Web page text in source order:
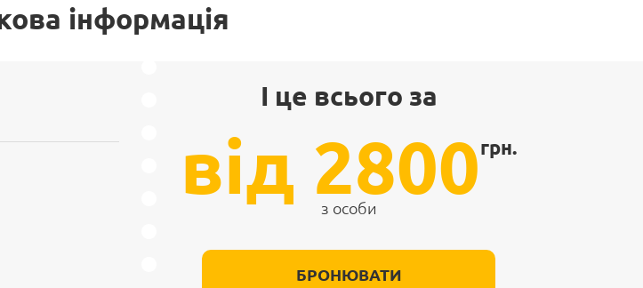
інформація
І це всього за
від 2800грн.
з особи